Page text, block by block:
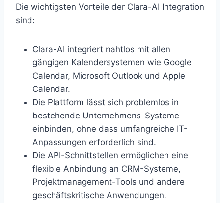
Die wichtigsten Vorteile der Clara-AI Integration
sind:
Clara-AI integriert nahtlos mit allen
gängigen Kalendersystemen wie Google
Calendar, Microsoft Outlook und Apple
Calendar.
Die Plattform lässt sich problemlos in
bestehende Unternehmens-Systeme
einbinden, ohne dass umfangreiche IT-
Anpassungen erforderlich sind.
Die API-Schnittstellen ermöglichen eine
flexible Anbindung an CRM-Systeme,
Projektmanagement-Tools und andere
geschäftskritische Anwendungen.